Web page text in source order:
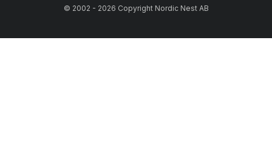
© 2002 - 2026 Copyright Nordic Nest AB